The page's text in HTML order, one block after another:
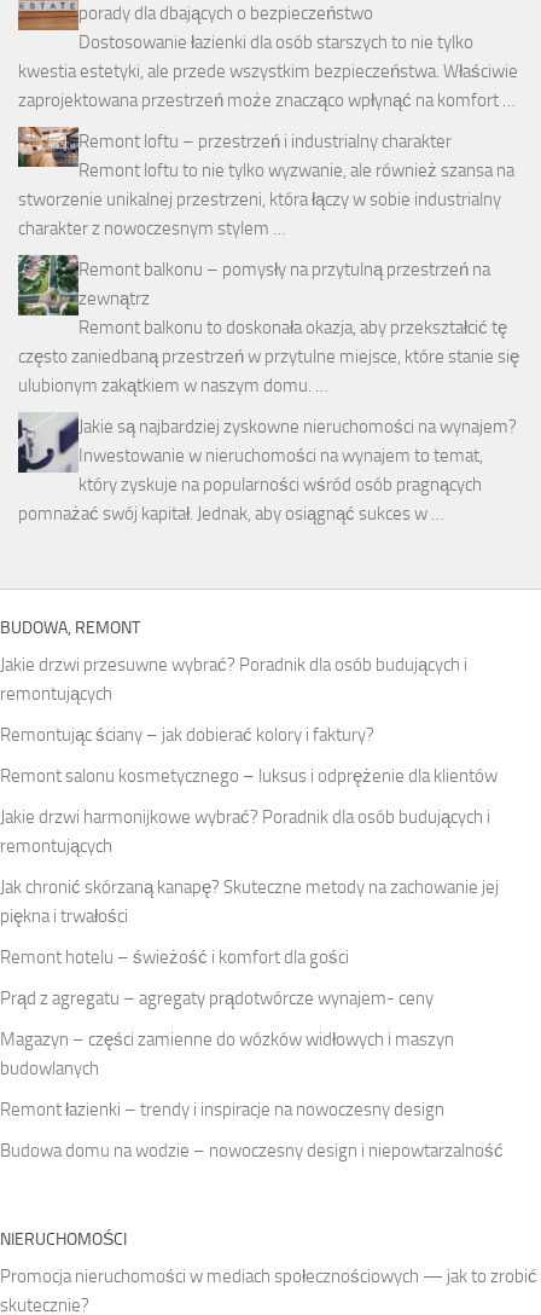
porady dla dbających o bezpieczeństwo
Dostosowanie łazienki dla osób starszych to nie tylko
kwestia estetyki, ale przede wszystkim bezpieczeństwa. Właściwie
zaprojektowana przestrzeń może znacząco wpłynąć na komfort …
Remont loftu – przestrzeń i industrialny charakter
Remont loftu to nie tylko wyzwanie, ale również szansa na
stworzenie unikalnej przestrzeni, która łączy w sobie industrialny
charakter z nowoczesnym stylem …
Remont balkonu – pomysły na przytulną przestrzeń na
zewnątrz
Remont balkonu to doskonała okazja, aby przekształcić tę
często zaniedbaną przestrzeń w przytulne miejsce, które stanie się
ulubionym zakątkiem w naszym domu. …
Jakie są najbardziej zyskowne nieruchomości na wynajem?
Inwestowanie w nieruchomości na wynajem to temat,
który zyskuje na popularności wśród osób pragnących
pomnażać swój kapitał. Jednak, aby osiągnąć sukces w …
BUDOWA, REMONT
Jakie drzwi przesuwne wybrać? Poradnik dla osób budujących i
remontujących
Remontując ściany – jak dobierać kolory i faktury?
Remont salonu kosmetycznego – luksus i odprężenie dla klientów
Jakie drzwi harmonijkowe wybrać? Poradnik dla osób budujących i
remontujących
Jak chronić skórzaną kanapę? Skuteczne metody na zachowanie jej
piękna i trwałości
Remont hotelu – świeżość i komfort dla gości
Prąd z agregatu – agregaty prądotwórcze wynajem- ceny
Magazyn – części zamienne do wózków widłowych i maszyn
budowlanych
Remont łazienki – trendy i inspiracje na nowoczesny design
Budowa domu na wodzie – nowoczesny design i niepowtarzalność
NIERUCHOMOŚCI
Promocja nieruchomości w mediach społecznościowych — jak to zrobić
skutecznie?